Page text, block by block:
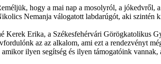
hogy a mai nap a mosolyról, a
Nemanja válogatott labdarúgót, aki szintén
Erika, a Székesfehérvári Görögkatolikus
az az alkalom, ami ezt a rendezvényt
ilyen segítség és ilyen támogatóink